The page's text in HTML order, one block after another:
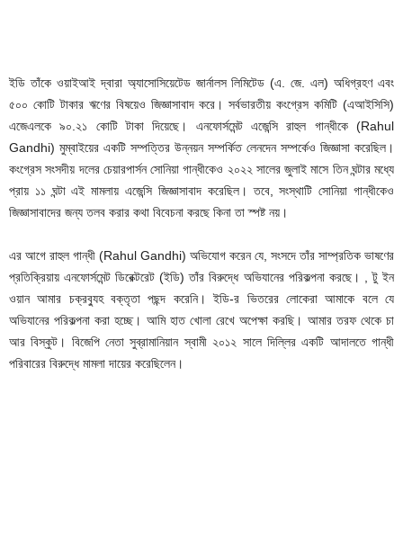
ইডি তাঁকে ওয়াইআই দ্বারা অ্যাসোসিয়েটেড জার্নালস লিমিটেড (এ. জে. এল) অধিগ্রহণ এবং
৫০০ কোটি টাকার ঋণের বিষয়েও জিজ্ঞাসাবাদ করে। সর্বভারতীয় কংগ্রেস কমিটি (এআইসিসি)
এজেএলকে ৯০.২১ কোটি টাকা দিয়েছে। এনফোর্সমেন্ট এজেন্সি রাহুল গান্ধীকে (Rahul
Gandhi) মুম্বাইয়ের একটি সম্পত্তির উন্নয়ন সম্পর্কিত লেনদেন সম্পর্কেও জিজ্ঞাসা করেছিল।
কংগ্রেস সংসদীয় দলের চেয়ারপার্সন সোনিয়া গান্ধীকেও ২০২২ সালের জুলাই মাসে তিন ঘন্টার মধ্যে
প্রায় ১১ ঘন্টা এই মামলায় এজেন্সি জিজ্ঞাসাবাদ করেছিল। তবে, সংস্থাটি সোনিয়া গান্ধীকেও
জিজ্ঞাসাবাদের জন্য তলব করার কথা বিবেচনা করছে কিনা তা স্পষ্ট নয়।
এর আগে রাহুল গান্ধী (Rahul Gandhi) অভিযোগ করেন যে, সংসদে তাঁর সাম্প্রতিক ভাষণের
প্রতিক্রিয়ায় এনফোর্সমেন্ট ডিরেক্টরেট (ইডি) তাঁর বিরুদ্ধে অভিযানের পরিকল্পনা করছে। , টু ইন
ওয়ান আমার চক্রব্যুহ বক্তৃতা পছন্দ করেনি। ইডি-র ভিতরের লোকেরা আমাকে বলে যে
অভিযানের পরিকল্পনা করা হচ্ছে। আমি হাত খোলা রেখে অপেক্ষা করছি। আমার তরফ থেকে চা
আর বিস্কুট। বিজেপি নেতা সুব্রামানিয়ান স্বামী ২০১২ সালে দিল্লির একটি আদালতে গান্ধী
পরিবারের বিরুদ্ধে মামলা দায়ের করেছিলেন।